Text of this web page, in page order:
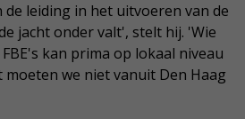
de leiding in het uitvoeren van de
jacht onder valt', stelt hij. 'Wie
kan prima op lokaal niveau
we niet vanuit Den Haag